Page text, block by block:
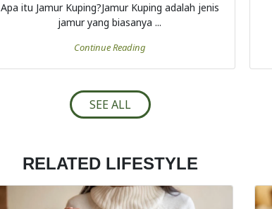
Apa itu Jamur Kuping?Jamur Kuping adalah jenis
jamur yang biasanya ...
Continue Reading
SEE ALL
RELATED LIFESTYLE